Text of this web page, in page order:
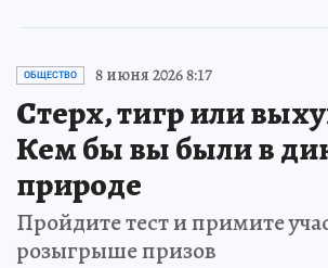
ОБЩЕСТВО 8 июня 2026 8:17
Стерх, тигр или
Кем бы вы были в
природе
Пройдите тест и примите
розыгрыше призов